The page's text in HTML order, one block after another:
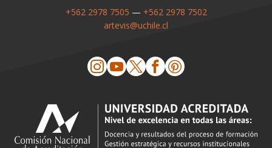
+562 2978 7505 — +562 2978 7502
artevis@uchile.cl